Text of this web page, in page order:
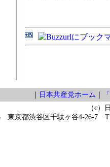
｜ 日本共産党ホーム ｜
（c）
東京都渋谷区千駄ヶ谷4-26-7